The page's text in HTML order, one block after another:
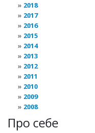
2018
2017
2016
2015
2014
2013
2012
2011
2010
2009
2008
Про себе